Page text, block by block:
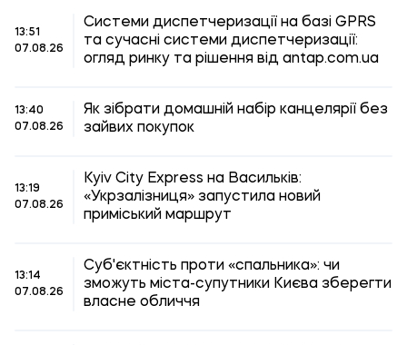
13:51
07.08.26
Системи диспетчеризації на базі GPRS
та сучасні системи диспетчеризації:
огляд ринку та рішення від antap.com.ua
13:40
07.08.26
Як зібрати домашній набір канцелярії без
зайвих покупок
13:19
07.08.26
Kyiv City Express на Васильків:
«Укрзалізниця» запустила новий
приміський маршрут
13:14
07.08.26
Суб'єктність проти «спальника»: чи
зможуть міста-супутники Києва зберегти
власне обличчя